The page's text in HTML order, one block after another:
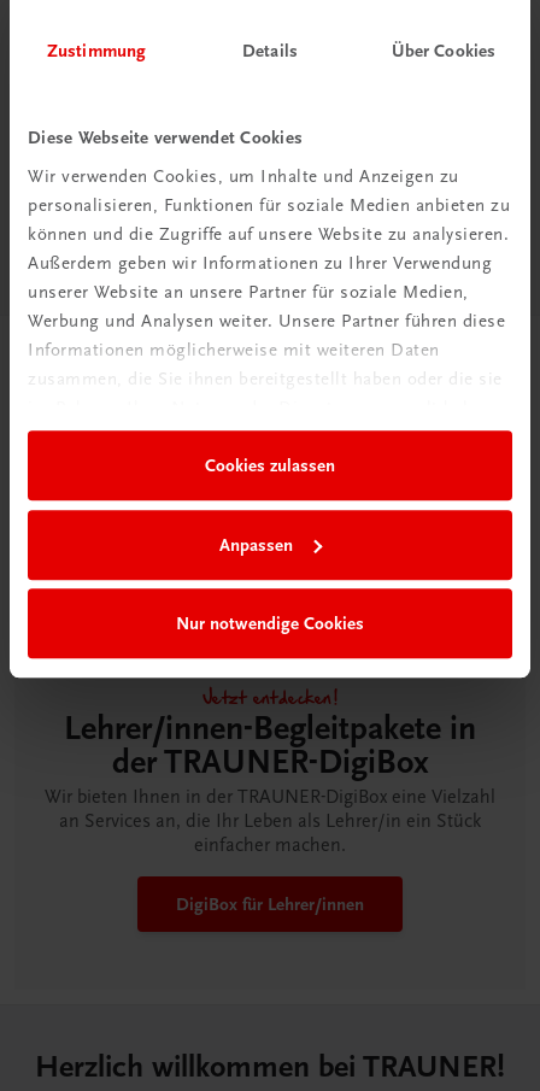
Zustimmung Details Über Cookies
Diese Webseite verwendet Cookies
Wir verwenden Cookies, um Inhalte und Anzeigen zu
personalisieren, Funktionen für soziale Medien anbieten zu
können und die Zugriffe auf unsere Website zu analysieren.
Außerdem geben wir Informationen zu Ihrer Verwendung
unserer Website an unsere Partner für soziale Medien,
Werbung und Analysen weiter. Unsere Partner führen diese
Informationen möglicherweise mit weiteren Daten
zusammen, die Sie ihnen bereitgestellt haben oder die sie
Cookies zulassen
Anpassen
Nur notwendige Cookies
Das „Digitale
Klassenzimmer“
Mehr dazu
Jetzt entdecken!
Lehrer/innen-Begleitpakete in
der TRAUNER-DigiBox
Wir bieten Ihnen in der TRAUNER-DigiBox eine Vielzahl
an Services an, die Ihr Leben als Lehrer/in ein Stück
einfacher machen.
DigiBox für Lehrer/innen
Herzlich willkommen bei TRAUNER!